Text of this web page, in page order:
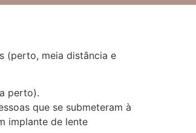
(perto, meia distância e
perto).
que se submeteram à
implante de lente